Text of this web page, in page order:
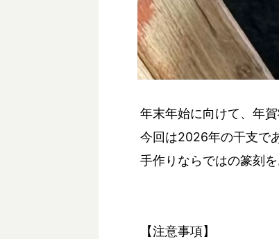
年末年始に向けて、年
今回は2026年の干支で
手作りならではの篆刻を
【注意事項】